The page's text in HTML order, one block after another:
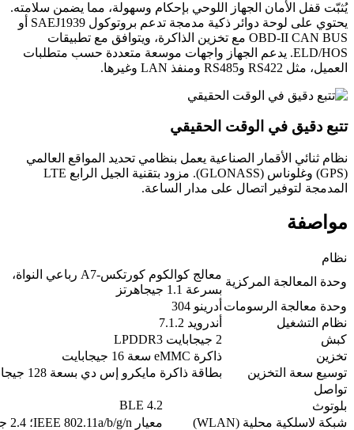
يُثبّت قفل الأمان الجهاز اللوحي بإحكام وسهولة، مما يضمن سلامته.
يحتوي على لوحة دوائر ذكية مدمجة تدعم بروتوكول SAEJ1939 أو
OBD-II CAN BUS مع تخزين الذاكرة، ويتوافق مع تطبيقات
ELD/HOS. يدعم الجهاز واجهات موسعة متعددة حسب متطلبات
العميل، مثل RS422 وRS485 ومنفذ LAN وغيرها.
تتبع دقيق في الوقت الحقيقي
نظام ثنائي الأقمار الصناعية يعمل بنظامي تحديد المواقع العالمي
(GPS) وغلوناس (GLONASS). مزود بتقنية الجيل الرابع LTE
المدمجة لتوفير اتصال على مدار الساعة.
مواصفة
نظام
وحدة المعالجة المركزية
معالج كوالكوم كورتكس-A7 رباعي النواة،
بسرعة 1.1 جيجاهرتز
وحدة معالجة الرسومات أدرينو 304
نظام التشغيل
أندرويد 7.1.2
كبش
2 جيجابايت LPDDR3
تخزين
ذاكرة eMMC سعة 16 جيجابايت
توسيع سعة التخزين
بطاقة ذاكرة مايكرو إس دي بسعة 128 جيجابايت
تواصل
بلوتوث
4.2 BLE
شبكة لاسلكية محلية (WLAN)
معيار IEEE 802.11a/b/g/n؛ 2.4 جيجاهرتز/5 جيجاهرتز